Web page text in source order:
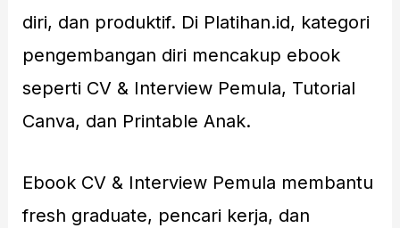
diri, dan produktif. Di Platihan.id, kategori
pengembangan diri mencakup ebook
seperti CV & Interview Pemula, Tutorial
Canva, dan Printable Anak.
Ebook CV & Interview Pemula membantu
fresh graduate, pencari kerja, dan